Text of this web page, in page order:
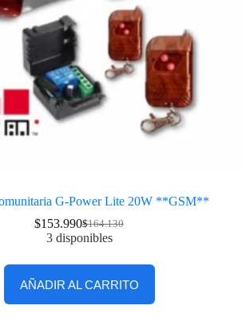
G-Power Lite 20W **GSM**
$164.130
$153.990
3 disponibles
AÑADIR AL CARRITO